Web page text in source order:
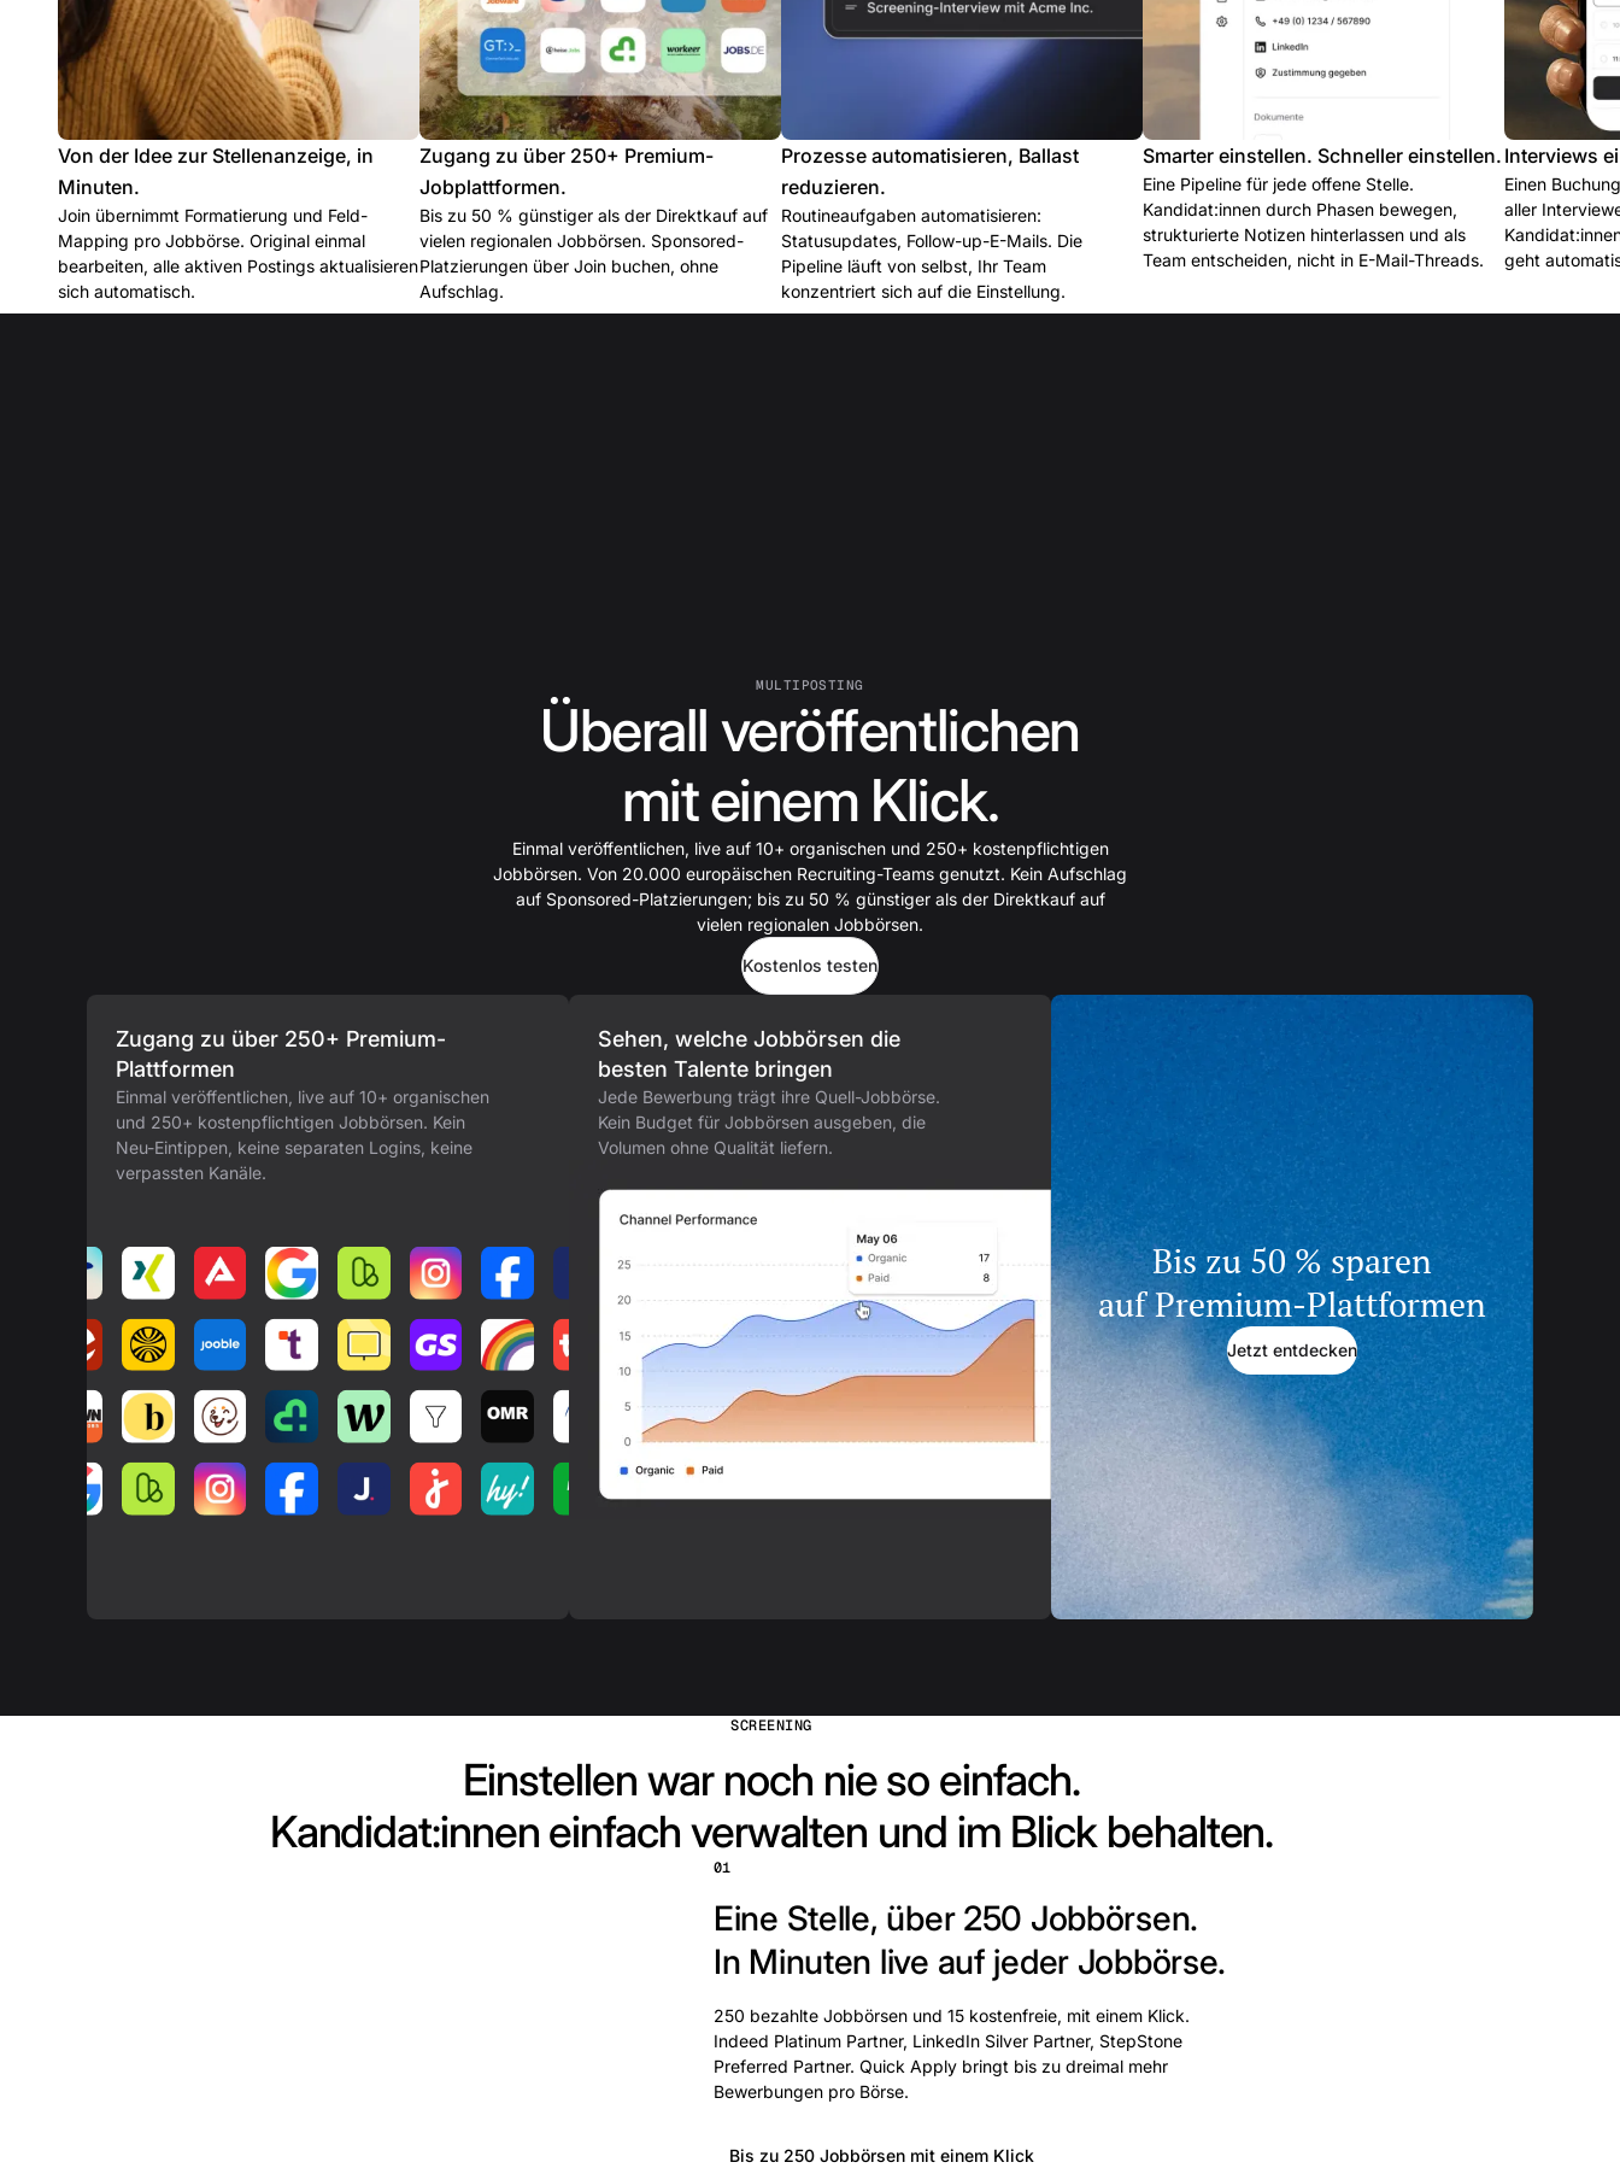
Von der Idee zur Stellenanzeige, in
Minuten.
Join übernimmt Formatierung und Feld-
Mapping pro Jobbörse. Original einmal
bearbeiten, alle aktiven Postings aktualisieren
sich automatisch.
Zugang zu über 250+ Premium-
Jobplattformen.
Bis zu 50 % günstiger als der Direktkauf auf
vielen regionalen Jobbörsen. Sponsored-
Platzierungen über Join buchen, ohne
Aufschlag.
Prozesse automatisieren, Ballast
reduzieren.
Routineaufgaben automatisieren:
Statusupdates, Follow-up-E-Mails. Die
Pipeline läuft von selbst, Ihr Team
konzentriert sich auf die Einstellung.
Smarter einstellen. Schneller einstellen.
Eine Pipeline für jede offene Stelle.
Kandidat:innen durch Phasen bewegen,
strukturierte Notizen hinterlassen und als
Team entscheiden, nicht in E-Mail-Threads.
Interviews
Einen
aller
geht
MULTIPOSTING
Überall veröffentlichen
mit einem Klick.
Einmal veröffentlichen, live auf 10+ organischen und 250+ kostenpflichtigen
Jobbörsen. Von 20.000 europäischen Recruiting-Teams genutzt. Kein Aufschlag
auf Sponsored-Platzierungen; bis zu 50 % günstiger als der Direktkauf auf
vielen regionalen Jobbörsen.
Kostenlos testen
Zugang zu über 250+ Premium-
Plattformen
Einmal veröffentlichen, live auf 10+ organischen
und 250+ kostenpflichtigen Jobbörsen. Kein
Neu-Eintippen, keine separaten Logins, keine
verpassten Kanäle.
Sehen, welche Jobbörsen die
besten Talente bringen
Jede Bewerbung trägt ihre Quell-Jobbörse.
Kein Budget für Jobbörsen ausgeben, die
Volumen ohne Qualität liefern.
Bis zu 50 % sparen
auf Premium-Plattformen
Jetzt entdecken
SCREENING
Einstellen war noch nie so einfach.
Kandidat:innen einfach verwalten und im Blick behalten.
01
Eine Stelle, über 250 Jobbörsen.
In Minuten live auf jeder Jobbörse.
250 bezahlte Jobbörsen und 15 kostenfreie, mit einem Klick.
Indeed Platinum Partner, LinkedIn Silver Partner, StepStone
Preferred Partner. Quick Apply bringt bis zu dreimal mehr
Bewerbungen pro Börse.
Bis zu 250 Jobbörsen mit einem Klick